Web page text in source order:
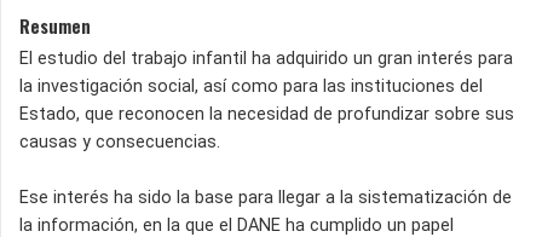
Resumen
El estudio del trabajo infantil ha adquirido un gran interés para
la investigación social, así como para las instituciones del
Estado, que reconocen la necesidad de profundizar sobre sus
causas y consecuencias.
Ese interés ha sido la base para llegar a la sistematización de
la información, en la que el DANE ha cumplido un papel